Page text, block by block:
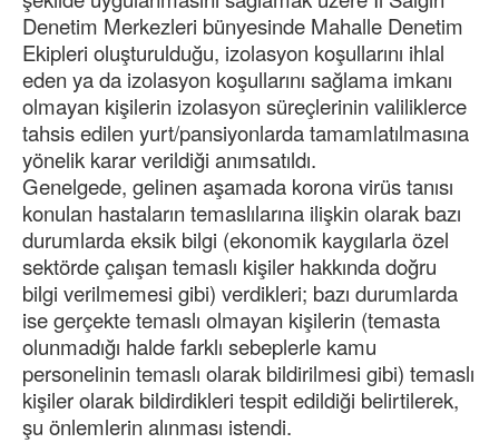
Denetim Merkezleri bünyesinde Mahalle Denetim
Ekipleri oluşturulduğu, izolasyon koşullarını ihlal
eden ya da izolasyon koşullarını sağlama imkanı
olmayan kişilerin izolasyon süreçlerinin valiliklerce
tahsis edilen yurt/pansiyonlarda tamamlatılmasına
yönelik karar verildiği anımsatıldı.
Genelgede, gelinen aşamada korona virüs tanısı
konulan hastaların temaslılarına ilişkin olarak bazı
durumlarda eksik bilgi (ekonomik kaygılarla özel
sektörde çalışan temaslı kişiler hakkında doğru
bilgi verilmemesi gibi) verdikleri; bazı durumlarda
ise gerçekte temaslı olmayan kişilerin (temasta
olunmadığı halde farklı sebeplerle kamu
personelinin temaslı olarak bildirilmesi gibi) temaslı
kişiler olarak bildirdikleri tespit edildiği belirtilerek,
şu önlemlerin alınması istendi.